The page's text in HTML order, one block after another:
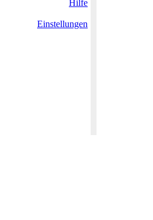
Hilfe
Einstellungen